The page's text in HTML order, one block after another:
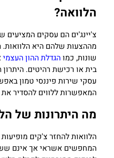
הלוואה?
צ'יינג'ים הם עסקים המציעים
מההצעות שלהם היא
שונות, כמוהגדלת ההון העצמי
בית או רכישת רהיטים.
עסקי שירות פיננסי טמון
המאפשרות ללווים להסדיר
מה היתרונות של
הלוואות להחזר צ'קים
המחפשים אשראי אך אינם